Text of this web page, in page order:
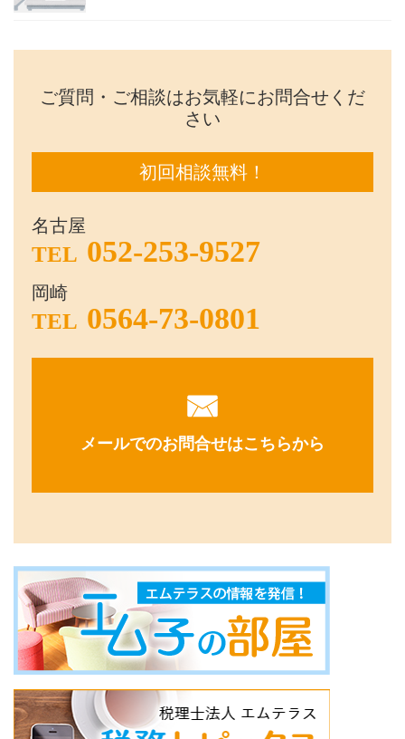
ご質問・ご相談はお気軽にお問合せくだ
さい
初回相談無料！
名古屋
TEL 052-253-9527
岡崎
TEL 0564-73-0801
メールでのお問合せはこちらから